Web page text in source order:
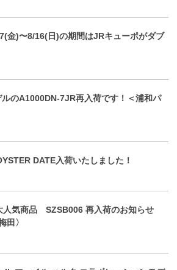
金)〜8/16(日)の期間はJRキューポがダブ
ルのA1000DN-7JR再入荷です！＜浦和パ
DATE入荷いたしました！
人気商品 SZSB006 再入荷のお知らせ
田〉